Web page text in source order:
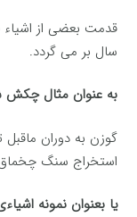
قدمت بعضی از اشیاء
سال بر می گردد.
به عنوان مثال چکش
گوزن به دوران ماقبل
استخراج سنگ چخماق
یا بعنوان نمونه